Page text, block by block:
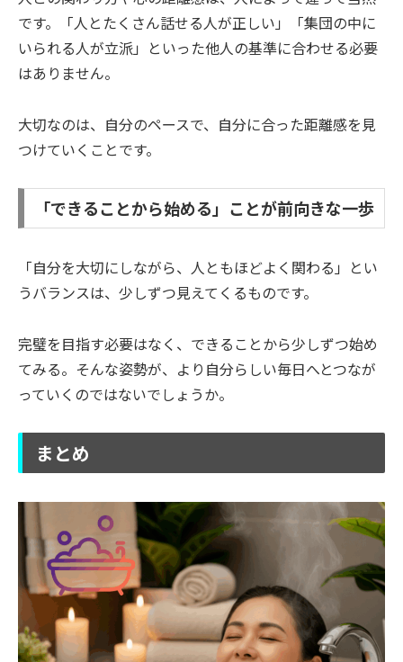
です。「人とたくさん話せる人が正しい」「集団の中に
いられる人が立派」といった他人の基準に合わせる必要
はありません。
大切なのは、自分のペースで、自分に合った距離感を見
つけていくことです。
「できることから始める」ことが前向きな一歩
「自分を大切にしながら、人ともほどよく関わる」とい
うバランスは、少しずつ見えてくるものです。
完璧を目指す必要はなく、できることから少しずつ始め
てみる。そんな姿勢が、より自分らしい毎日へとつなが
っていくのではないでしょうか。
まとめ